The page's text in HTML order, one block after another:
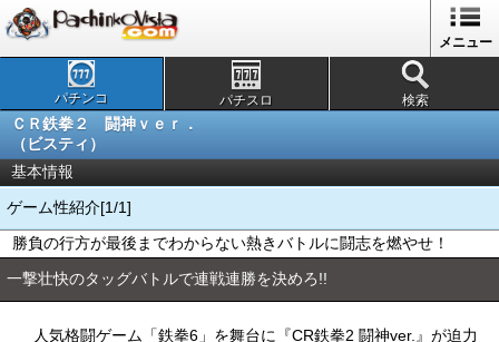
メニュー
パチンコ パチスロ 検索
ＣＲ鉄拳２ 闘神ｖｅｒ．
（ビスティ）
基本情報
ゲーム性紹介[1/1]
勝負の行方が最後までわからない熱きバトルに闘志を燃やせ！
一撃壮快のタッグバトルで連戦連勝を決めろ!!
人気格闘ゲーム「鉄拳6」を舞台に『CR鉄拳2 闘神ver.』が迫力